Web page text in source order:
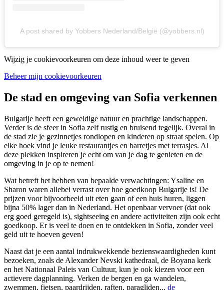
A post shared by Yobbers Nederland/België (@yobbers.nl)
Wijzig je cookievoorkeuren om deze inhoud weer te geven
Beheer mijn cookievoorkeuren
De stad en omgeving van Sofia verkennen
Bulgarije heeft een geweldige natuur en prachtige landschappen.
Verder is de sfeer in Sofia zelf rustig en bruisend tegelijk. Overal in
de stad zie je gezinnetjes rondlopen en kinderen op straat spelen. Op
elke hoek vind je leuke restaurantjes en barretjes met terrasjes. Al
deze plekken inspireren je echt om van je dag te genieten en de
omgeving in je op te nemen!
Wat betreft het hebben van bepaalde verwachtingen: Ysaline en
Sharon waren allebei verrast over hoe goedkoop Bulgarije is! De
prijzen voor bijvoorbeeld uit eten gaan of een huis huren, liggen
bijna 50% lager dan in Nederland. Het openbaar vervoer (dat ook
erg goed geregeld is), sightseeing en andere activiteiten zijn ook echt
goedkoop. Er is veel te doen en te ontdekken in Sofia, zonder veel
geld uit te hoeven geven!
Naast dat je een aantal indrukwekkende bezienswaardigheden kunt
bezoeken, zoals de Alexander Nevski kathedraal, de Boyana kerk
en het Nationaal Paleis van Cultuur, kun je ook kiezen voor een
actievere dagplanning. Verken de bergen en ga wandelen,
zwemmen, fietsen, paardrijden, raften, paragliden... de